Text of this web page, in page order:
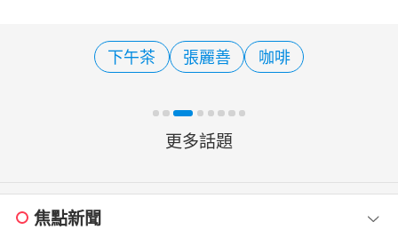
多元產品，從工作效率、健康管理到休
閒娛樂與旅行需求，提
下午茶 張麗善 咖啡
更多話題
焦點新聞